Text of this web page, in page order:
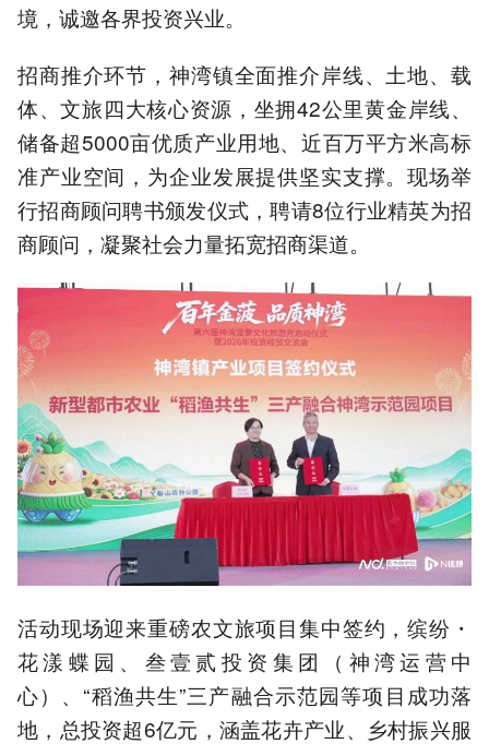
境，诚邀各界投资兴业。
招商推介环节，神湾镇全面推介岸线、土地、载
体、文旅四大核心资源，坐拥42公里黄金岸线、
储备超5000亩优质产业用地、近百万平方米高标
准产业空间，为企业发展提供坚实支撑。现场举
行招商顾问聘书颁发仪式，聘请8位行业精英为招
商顾问，凝聚社会力量拓宽招商渠道。
活动现场迎来重磅农文旅项目集中签约，缤纷・
花漾蝶园、叁壹贰投资集团（神湾运营中
心）、“稻渔共生”三产融合示范园等项目成功落
地，总投资超6亿元，涵盖花卉产业、乡村振兴服